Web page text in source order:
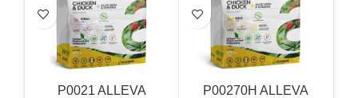
P0021 ALLEVA
P00270H ALLEVA